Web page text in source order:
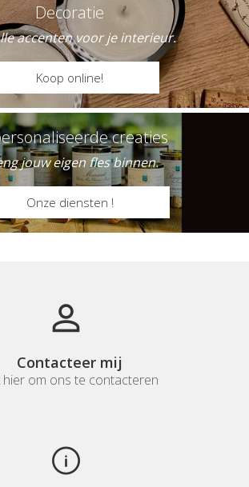
Decoratie
accenten voor je interieur.
Koop online!
creaties
jouw eigen fles binnen.
Onze diensten !
Contacteer mij
hier om ons te contacteren